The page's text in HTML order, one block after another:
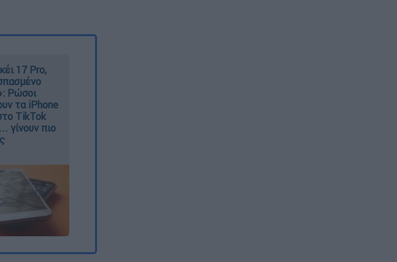
17 Pro,
Ρώσοι
τα iPhone
TikTok
γίνουν πιο